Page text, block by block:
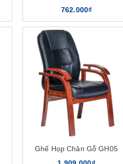
762.000₫
Ghế Họp Chân Gỗ GH05